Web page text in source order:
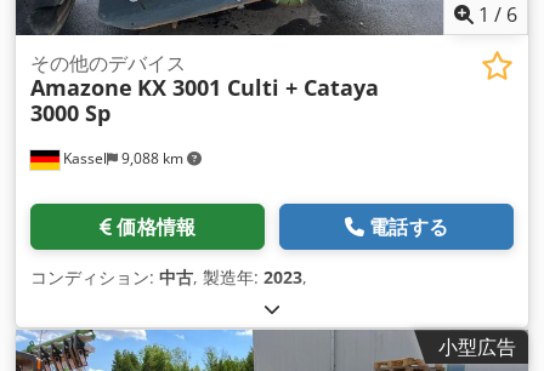
1 / 6
Kassel 9,088 km
その他のデバイス
Amazone KX 3001 Culti + Cataya
3000 Sp
価格情報 電話する
コンディション: 中古, 製造年: 2023,
小型広告